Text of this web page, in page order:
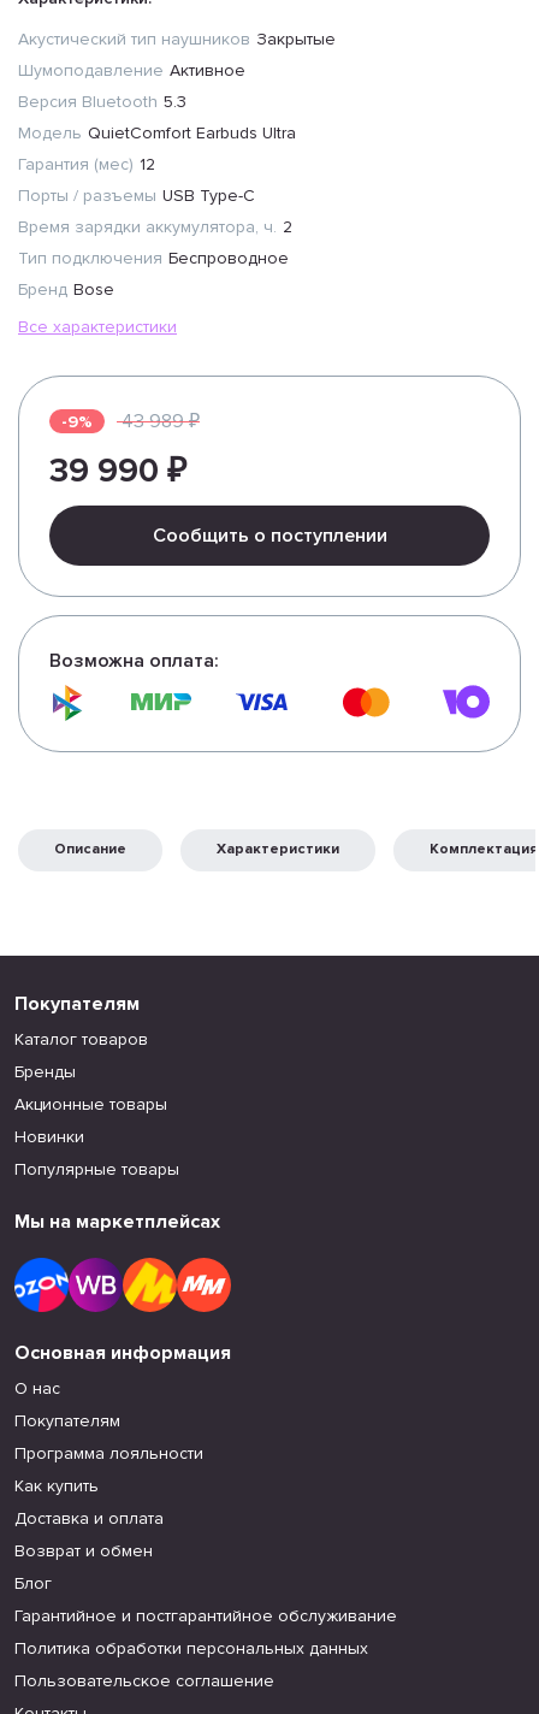
Акустический тип наушников Закрытые
Шумоподавление Активное
Версия Bluetooth 5.3
Модель QuietComfort Earbuds Ultra
Гарантия (мес) 12
Порты / разъемы USB Type-C
Время зарядки аккумулятора, ч. 2
Тип подключения Беспроводное
Бренд Bose
Все характеристики
-9% 43 989 ₽
39 990 ₽
Сообщить о поступлении
Возможна оплата:
Описание Характеристики Комплектация
Покупателям
Каталог товаров
Бренды
Акционные товары
Новинки
Популярные товары
Мы на маркетплейсах
Основная информация
О нас
Покупателям
Программа лояльности
Как купить
Доставка и оплата
Возврат и обмен
Блог
Гарантийное и постгарантийное обслуживание
Политика обработки персональных данных
Пользовательское соглашение